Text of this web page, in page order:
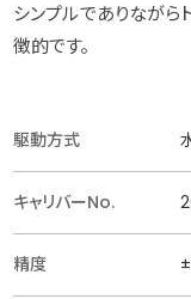
シンプルでありながら
徴的です。
駆動方式
キャリバーNo.
精度